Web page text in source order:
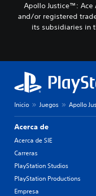
Apollo Justice™:
and/or registered
its subsidiaries in
Inicio Juegos Apollo
Acerca de
Acerca de SIE
Carreras
PlayStation Studios
PlayStation Productions
Empresa